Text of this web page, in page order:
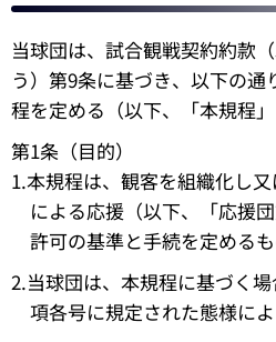
当球団は、試合観戦契約約款
う）第9条に基づき、以下の
程を定める（以下、「本規程」
第1条（目的）
1.本規程は、観客を組織化し
による応援（以下、「応援
許可の基準と手続を定めるも
2.当球団は、本規程に基づく
項各号に規定された態様に